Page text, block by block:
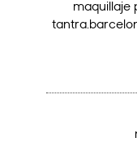
maquillaje